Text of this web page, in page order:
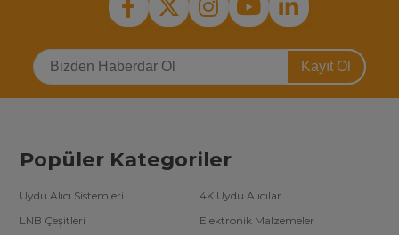
Kayıt Ol
Popüler Kategoriler
Uydu Alıcı Sistemleri
4K Uydu Alıcılar
LNB Çeşitleri
Elektronik Malzemeler